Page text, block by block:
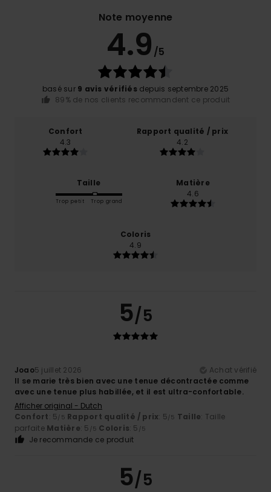
Note moyenne
4.9 /5
basé sur 9 avis vérifiés depuis septembre 2025
89% de nos clients recommandent ce produit
Confort
4.3
Rapport qualité / prix
4.2
Taille
Trop petit Trop grand
Matière
4.6
Coloris
4.9
5/5
Joao5 juillet 2026
Achat vérifié
Il se marie très bien avec une tenue décontractée comme
avec une tenue plus habillée, et il est ultra-confortable.
Afficher original - Dutch
Confort: 5/5 Rapport qualité / prix: 5/5 Taille: Taille
parfaite Matière: 5 /5 Coloris: 5 /5
Je recommande ce produit
5/5